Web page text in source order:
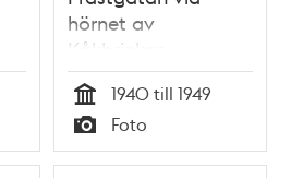
hörnet av
Kåkbrinken
Tid
1940 till 1949
Typ
Foto